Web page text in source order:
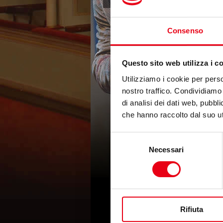
Consenso
Questo sito web utilizza i
Utilizziamo i cookie per
nostro traffico.
di analisi dei dati web,
che hanno raccolto dal suo
Necessari
Rifiuta